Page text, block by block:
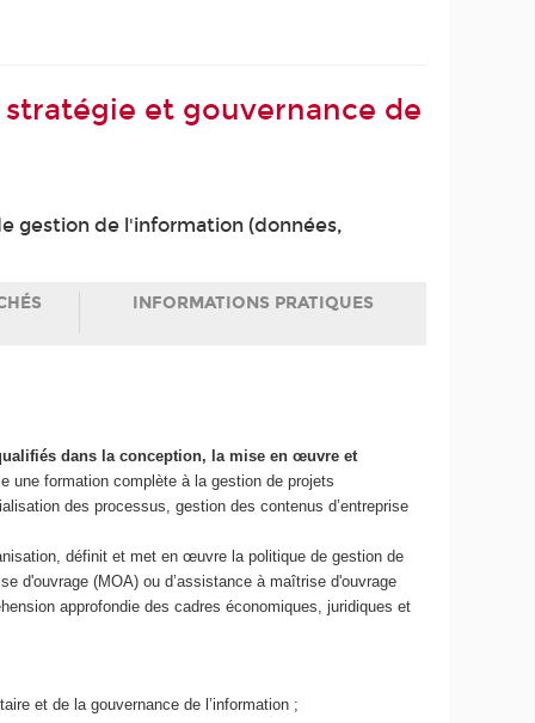
et gouvernance de
gestion de l'information (données,
INFORMATIONS PRATIQUES
dans la conception, la mise en œuvre et
une formation complète à la gestion de projets
des processus, gestion des contenus d’entreprise
définit et met en œuvre la politique de gestion de
d'ouvrage (MOA) ou d’assistance à maîtrise d'ouvrage
approfondie des cadres économiques, juridiques et
et de la gouvernance de l’information ;